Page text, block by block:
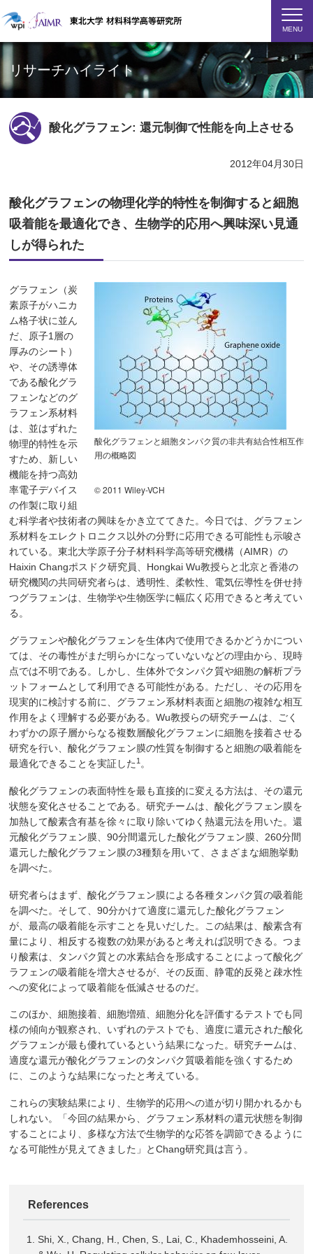
MENU
リサーチハイライト
酸化グラフェン: 還元制御で性能を向上させる
2012年04月30日
酸化グラフェンの物理化学的特性を制御すると細胞
吸着能を最適化でき、生物学的応用へ興味深い見通
しが得られた
酸化グラフェンと細胞タンパク質の非共有結合性相互作
用の概略図
© 2011 Wiley-VCH
グラフェン（炭
素原子がハニカ
ム格子状に並ん
だ、原子1層の
厚みのシート）
や、その誘導体
である酸化グラ
フェンなどのグ
ラフェン系材料
は、並はずれた
物理的特性を示
すため、新しい
機能を持つ高効
率電子デバイス
の作製に取り組
む科学者や技術者の興味をかき立ててきた。今日では、グラフェン
系材料をエレクトロニクス以外の分野に応用できる可能性も示唆さ
れている。東北大学原子分子材料科学高等研究機構（AIMR）の
Haixin Changポスドク研究員、Hongkai Wu教授らと北京と香港の
研究機関の共同研究者らは、透明性、柔軟性、電気伝導性を併せ持
つグラフェンは、生物学や生物医学に幅広く応用できると考えてい
る。
グラフェンや酸化グラフェンを生体内で使用できるかどうかについ
ては、その毒性がまだ明らかになっていないなどの理由から、現時
点では不明である。しかし、生体外でタンパク質や細胞の解析プラ
ットフォームとして利用できる可能性がある。ただし、その応用を
現実的に検討する前に、グラフェン系材料表面と細胞の複雑な相互
作用をよく理解する必要がある。Wu教授らの研究チームは、ごく
わずかの原子層からなる複数層酸化グラフェンに細胞を接着させる
研究を行い、酸化グラフェン膜の性質を制御すると細胞の吸着能を
最適化できることを実証した1 。
酸化グラフェンの表面特性を最も直接的に変える方法は、その還元
状態を変化させることである。研究チームは、酸化グラフェン膜を
加熱して酸素含有基を徐々に取り除いてゆく熱還元法を用いた。還
元酸化グラフェン膜、90分間還元した酸化グラフェン膜、260分間
還元した酸化グラフェン膜の3種類を用いて、さまざまな細胞挙動
を調べた。
研究者らはまず、酸化グラフェン膜による各種タンパク質の吸着能
を調べた。そして、90分かけて適度に還元した酸化グラフェン
が、最高の吸着能を示すことを見いだした。この結果は、酸素含有
量により、相反する複数の効果があると考えれば説明できる。つま
り酸素は、タンパク質との水素結合を形成することによって酸化グ
ラフェンの吸着能を増大させるが、その反面、静電的反発と疎水性
への変化によって吸着能を低減させるのだ。
このほか、細胞接着、細胞増殖、細胞分化を評価するテストでも同
様の傾向が観察され、いずれのテストでも、適度に還元された酸化
グラフェンが最も優れているという結果になった。研究チームは、
適度な還元が酸化グラフェンのタンパク質吸着能を強くするため
に、このような結果になったと考えている。
これらの実験結果により、生物学的応用への道が切り開かれるかも
しれない。「今回の結果から、グラフェン系材料の還元状態を制御
することにより、多様な方法で生物学的な応答を調節できるように
なる可能性が見えてきました」とChang研究員は言う。
References
Shi, X., Chang, H., Chen, S., Lai, C., Khademhosseini, A.